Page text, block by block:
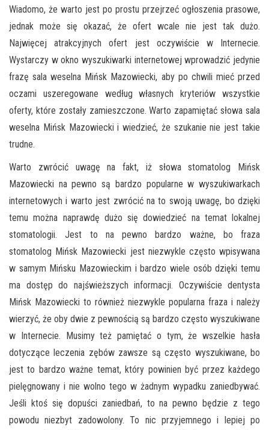
Wiadomo, że warto jest po prostu przejrzeć ogłoszenia prasowe,
jednak może się okazać, że ofert wcale nie jest tak dużo.
Najwięcej atrakcyjnych ofert jest oczywiście w Internecie.
Wystarczy w okno wyszukiwarki internetowej wprowadzić jedynie
frazę sala weselna Mińsk Mazowiecki, aby po chwili mieć przed
oczami uszeregowane według własnych kryteriów wszystkie
oferty, które zostały zamieszczone. Warto zapamiętać słowa sala
weselna Mińsk Mazowiecki i wiedzieć, że szukanie nie jest takie
trudne.
Warto zwrócić uwagę na fakt, iż słowa stomatolog Mińsk
Mazowiecki na pewno są bardzo popularne w wyszukiwarkach
internetowych i warto jest zwrócić na to swoją uwagę, bo dzięki
temu można naprawdę dużo się dowiedzieć na temat lokalnej
stomatologii. Jest to na pewno bardzo ważne, bo fraza
stomatolog Mińsk Mazowiecki jest niezwykle często wpisywana
w samym Mińsku Mazowieckim i bardzo wiele osób dzięki temu
ma dostęp do najświeższych informacji. Oczywiście dentysta
Mińsk Mazowiecki to również niezwykle popularna fraza i należy
wierzyć, że oby dwie z pewnością są bardzo często wyszukiwane
w Internecie. Musimy też pamiętać o tym, że wszelkie hasła
dotyczące leczenia zębów zawsze są często wyszukiwane, bo
jest to bardzo ważne temat, który powinien być przez każdego
pielęgnowany i nie wolno tego w żadnym wypadku zaniedbywać.
Jeśli ktoś się dopuści zaniedbań, to na pewno będzie z tego
powodu niezbyt zadowolony. To nic przyjemnego i lepiej po